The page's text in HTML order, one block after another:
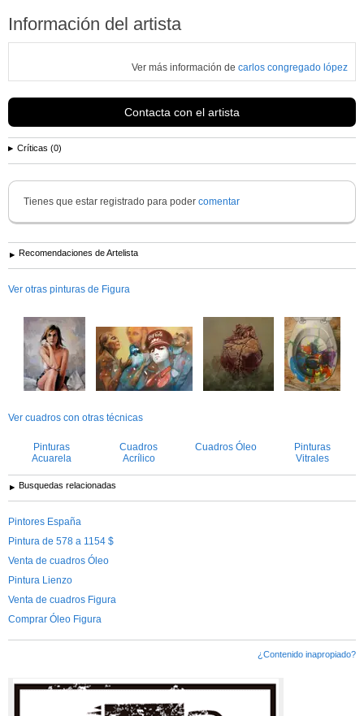
Información del artista
Ver más información de carlos congregado lópez
Contacta con el artista
Críticas (0)
Tienes que estar registrado para poder comentar
Recomendaciones de Artelista
Ver otras pinturas de Figura
Ver cuadros con otras técnicas
Pinturas
Acuarela
Cuadros
Acrílico
Cuadros Óleo
Pinturas
Vitrales
Busquedas relacionadas
Pintores España
Pintura de 578 a 1154 $
Venta de cuadros Óleo
Pintura Lienzo
Venta de cuadros Figura
Comprar Óleo Figura
¿Contenido inapropiado?